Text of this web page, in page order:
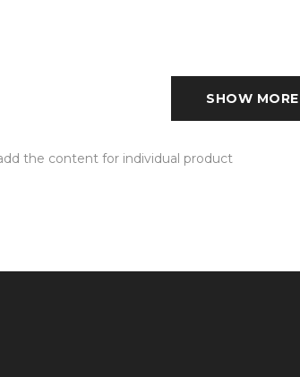
SHOW MORE
the content for individual product